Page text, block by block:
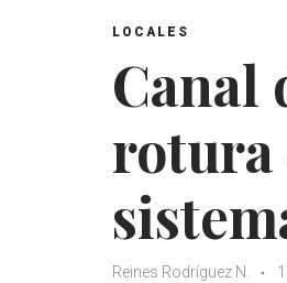
LOCALES
Canal
rotura
Reines Rodríguez N.